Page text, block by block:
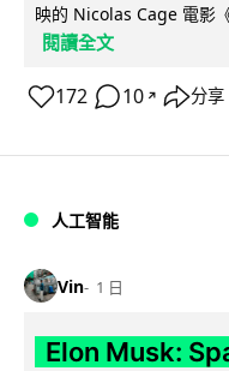
映的 Nicolas Cage 電影
閱讀全文
172 10 ↗ 分享
人工智能
Vin 1 日
Elon Musk: